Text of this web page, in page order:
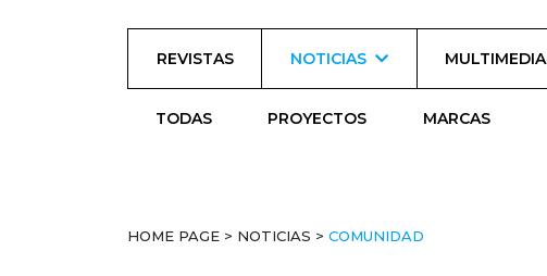
REVISTAS NOTICIAS MULTIMEDIA
TODAS PROYECTOS MARCAS
HOME PAGE > NOTICIAS > COMUNIDAD